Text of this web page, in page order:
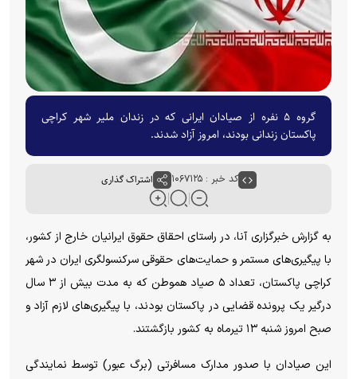
گروه ۵ نفره از صیادان ایرانی که در زندان ملیر شهر کراچی
پاکستان زندانی بودند، امروز آزاد شدند.
کد خبر : ۱۰۶۷۱۲۵ اشتراک گذاری
به گزارش خبرگزاری آنا، در راستای احقاق حقوق ایرانیان خارج از کشور،
با پیگیری‌های مستمر و حمایت‌های حقوقی سرکنسولگری ایران در شهر
کراچی پاکستان، تعداد ۵ صیاد هموطن که به مدت بیش از ۳ سال
درگیر یک پرونده قضایی در پاکستان بودند، با پیگیری‌های لازم آزاد و
صبح امروز شنبه ۱۳ تیرماه به کشور بازگشتند.
این صیادان با صدور مدارک مسافرتی (برگ عبور) توسط نمایندگی